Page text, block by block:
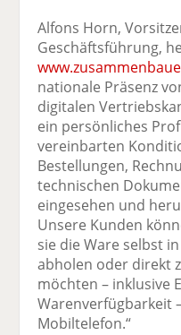
Alfons Horn,
Geschäftsführung,
nationale Präsenz
digitalen
ein persönliches
vereinbarten
Bestellungen,
technischen
eingesehen und
Unsere Kunden
sie die Ware selbst
abholen oder direkt
möchten – inklusive
Warenverfügbarkeit
Mobiltelefon.“